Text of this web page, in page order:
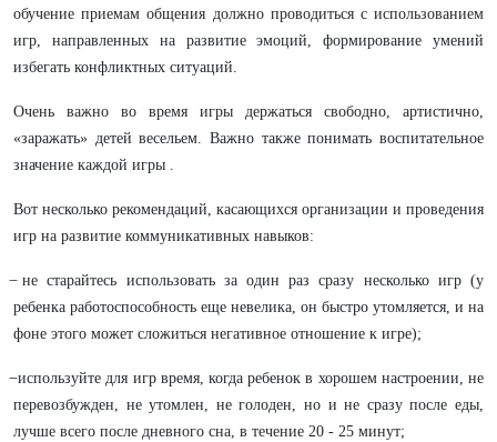
обучение приемам общения должно проводиться с использованием
игр, направленных на развитие эмоций, формирование умений
избегать конфликтных ситуаций.
Очень важно во время игры держаться свободно, артистично,
«заражать» детей весельем. Важно также понимать воспитательное
значение каждой игры .
Вот несколько рекомендаций, касающихся организации и проведения
игр на развитие коммуникативных навыков:
̶ не старайтесь использовать за один раз сразу несколько игр (у
ребенка работоспособность еще невелика, он быстро утомляется, и на
фоне этого может сложиться негативное отношение к игре);
̶ используйте для игр время, когда ребенок в хорошем настроении, не
перевозбужден, не утомлен, не голоден, но и не сразу после еды,
лучше всего после дневного сна, в течение 20 - 25 минут;